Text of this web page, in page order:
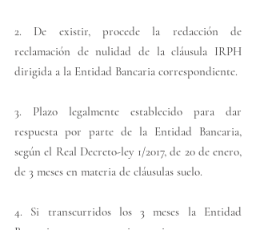
2. De existir, procede la redacción de
reclamación de nulidad de la cláusula IRPH
dirigida a la Entidad Bancaria correspondiente.
3. Plazo legalmente establecido para dar
respuesta por parte de la Entidad Bancaria,
según el Real Decreto-ley 1/2017, de 20 de enero,
de 3 meses en materia de cláusulas suelo.
4. Si transcurridos los 3 meses la Entidad